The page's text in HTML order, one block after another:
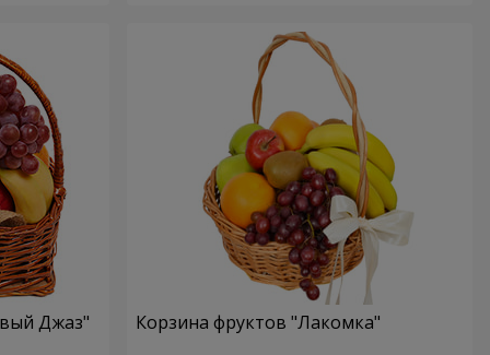
Джаз" Корзина фруктов "Лакомка"